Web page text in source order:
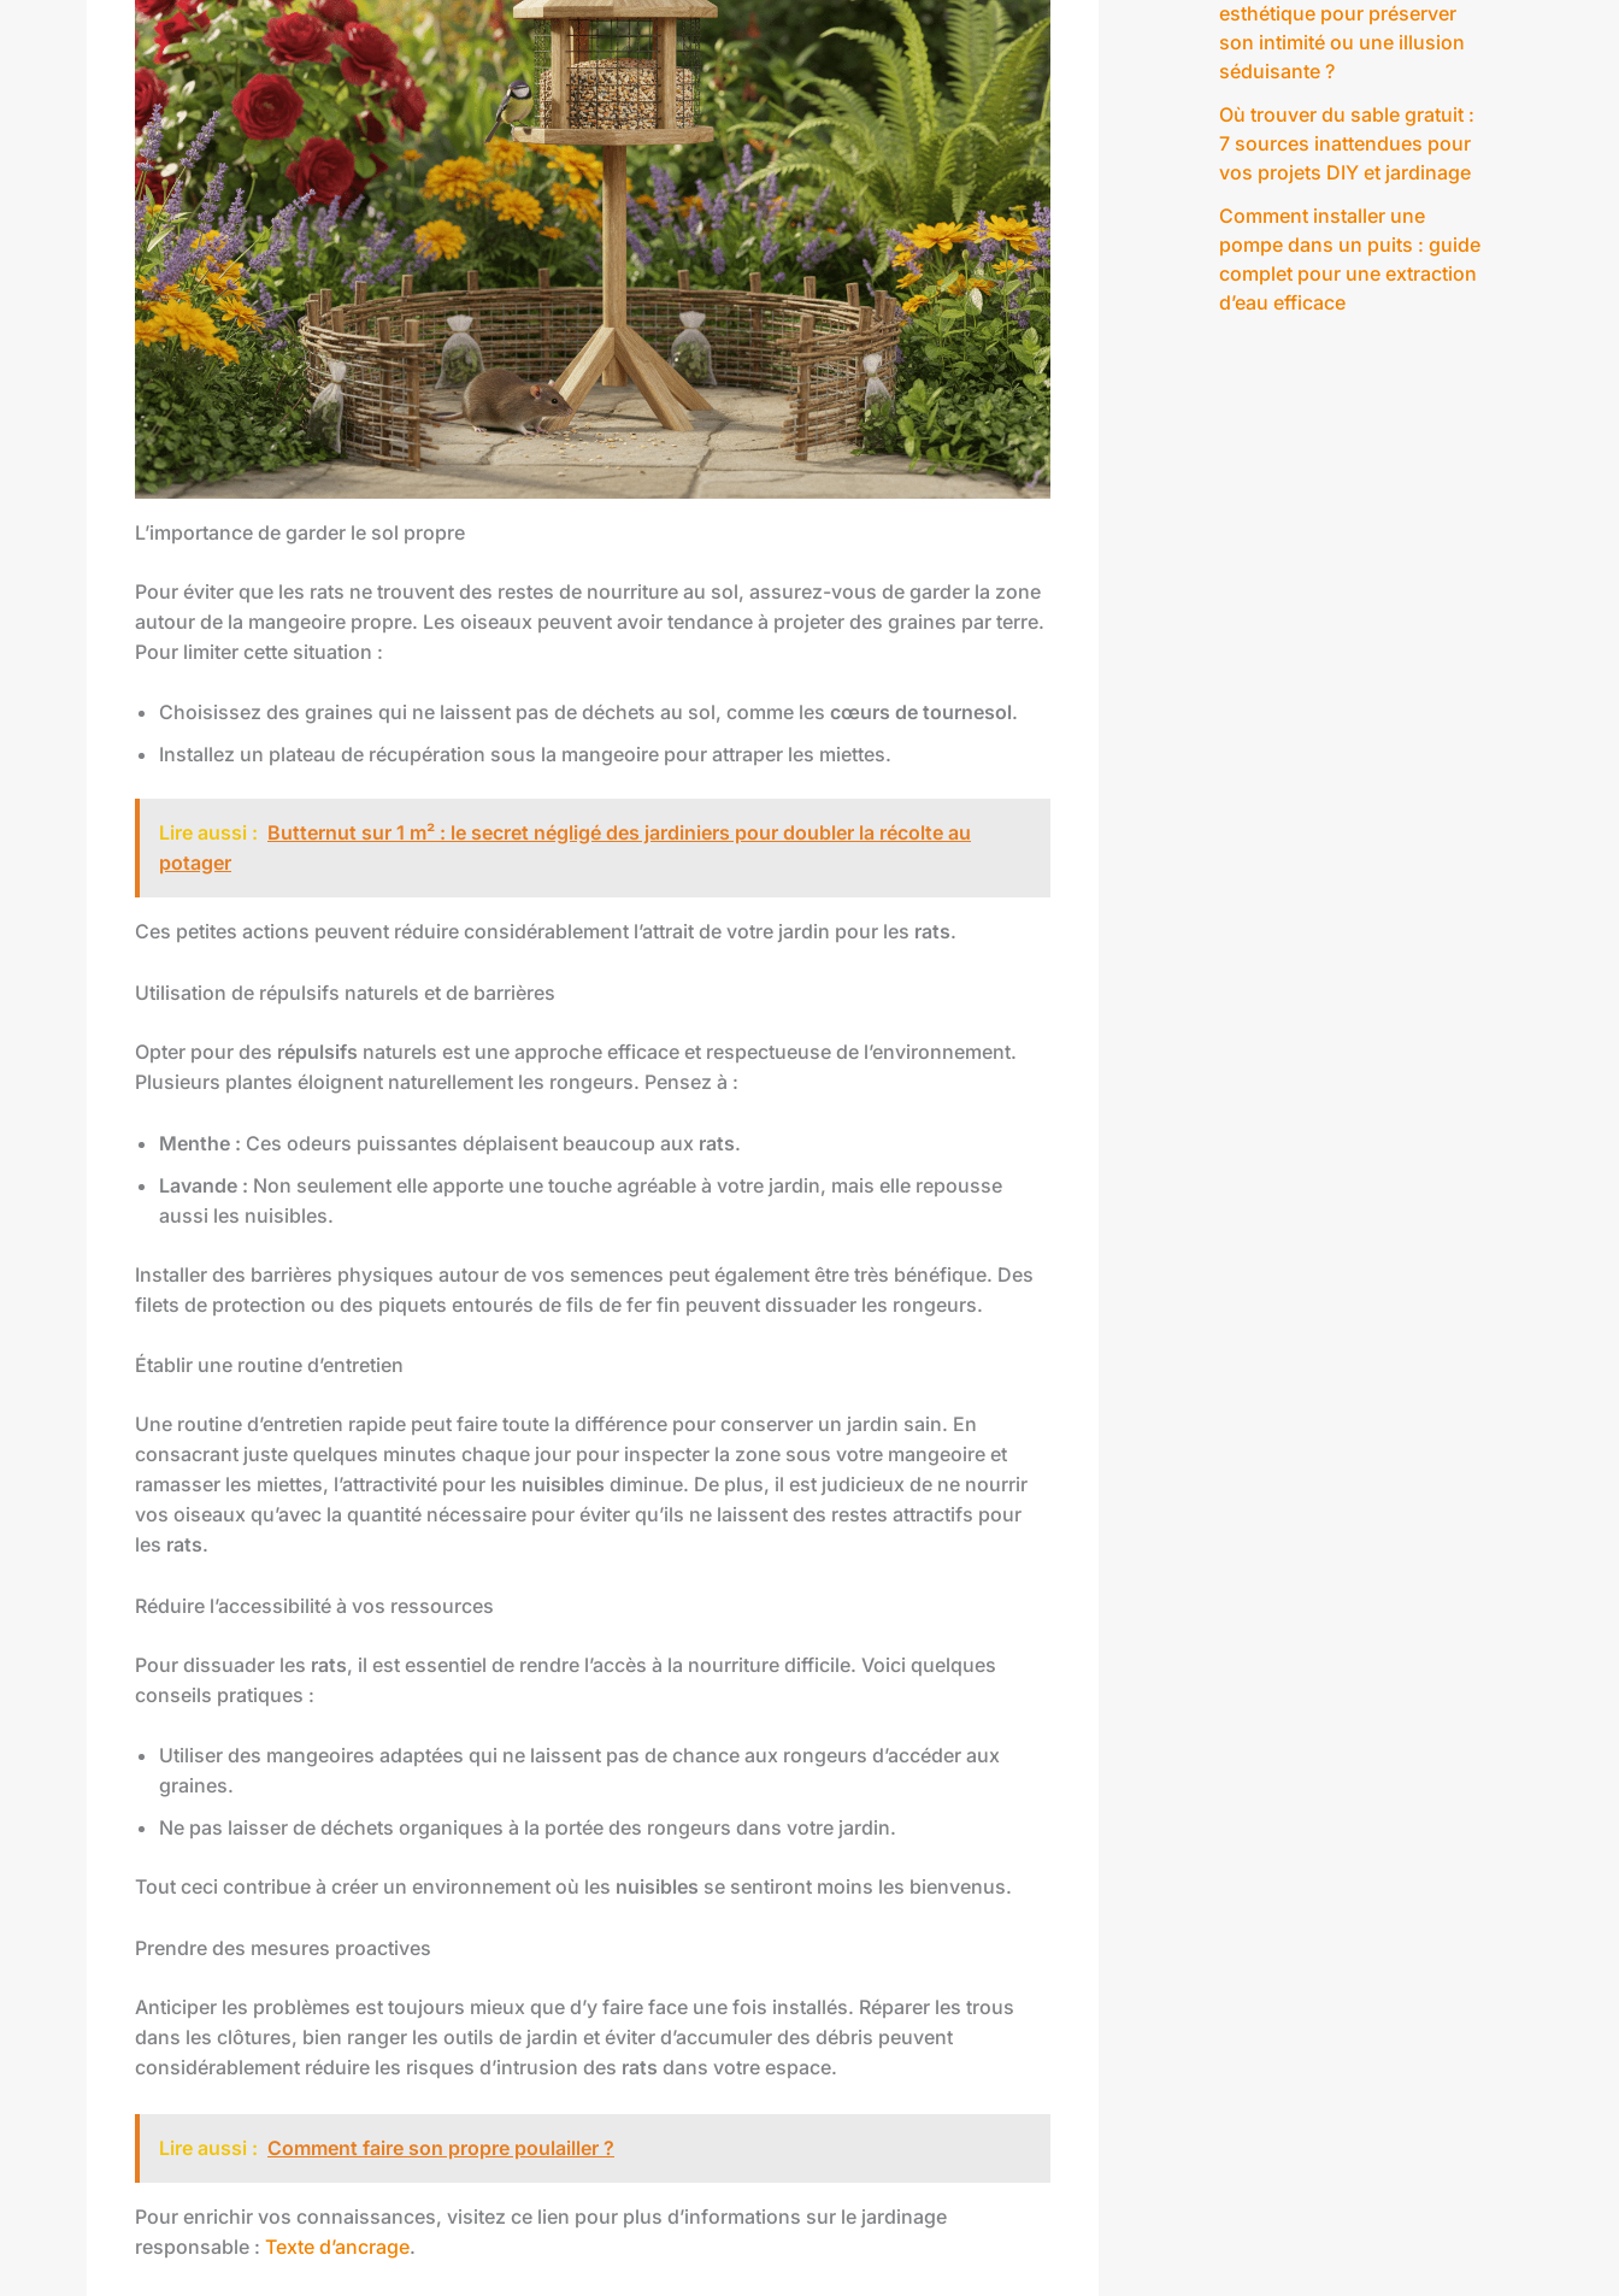
L’importance de garder le sol propre
Pour éviter que les rats ne trouvent des restes de nourriture au sol, assurez-vous de garder la zone
autour de la mangeoire propre. Les oiseaux peuvent avoir tendance à projeter des graines par terre.
Pour limiter cette situation :
Choisissez des graines qui ne laissent pas de déchets au sol, comme les cœurs de tournesol.
Installez un plateau de récupération sous la mangeoire pour attraper les miettes.
Lire aussi : Butternut sur 1 m² : le secret négligé des jardiniers pour doubler la récolte au
potager
Ces petites actions peuvent réduire considérablement l’attrait de votre jardin pour les rats.
Utilisation de répulsifs naturels et de barrières
Opter pour des répulsifs naturels est une approche efficace et respectueuse de l’environnement.
Plusieurs plantes éloignent naturellement les rongeurs. Pensez à :
Menthe : Ces odeurs puissantes déplaisent beaucoup aux rats.
Lavande : Non seulement elle apporte une touche agréable à votre jardin, mais elle repousse
aussi les nuisibles.
Installer des barrières physiques autour de vos semences peut également être très bénéfique. Des
filets de protection ou des piquets entourés de fils de fer fin peuvent dissuader les rongeurs.
Établir une routine d’entretien
Une routine d’entretien rapide peut faire toute la différence pour conserver un jardin sain. En
consacrant juste quelques minutes chaque jour pour inspecter la zone sous votre mangeoire et
ramasser les miettes, l’attractivité pour les nuisibles diminue. De plus, il est judicieux de ne nourrir
vos oiseaux qu’avec la quantité nécessaire pour éviter qu’ils ne laissent des restes attractifs pour
les rats.
Réduire l’accessibilité à vos ressources
Pour dissuader les rats, il est essentiel de rendre l’accès à la nourriture difficile. Voici quelques
conseils pratiques :
Utiliser des mangeoires adaptées qui ne laissent pas de chance aux rongeurs d’accéder aux
graines.
Ne pas laisser de déchets organiques à la portée des rongeurs dans votre jardin.
Tout ceci contribue à créer un environnement où les nuisibles se sentiront moins les bienvenus.
Prendre des mesures proactives
Anticiper les problèmes est toujours mieux que d’y faire face une fois installés. Réparer les trous
dans les clôtures, bien ranger les outils de jardin et éviter d’accumuler des débris peuvent
considérablement réduire les risques d’intrusion des rats dans votre espace.
Lire aussi : Comment faire son propre poulailler ?
Pour enrichir vos connaissances, visitez ce lien pour plus d’informations sur le jardinage
responsable : Texte d’ancrage.
esthétique pour préserver
son intimité ou une illusion
séduisante ?
Où trouver du sable gratuit :
7 sources inattendues pour
vos projets DIY et jardinage
Comment installer une
pompe dans un puits : guide
complet pour une extraction
d’eau efficace